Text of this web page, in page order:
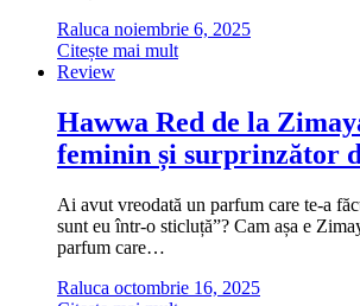
Raluca noiembrie 6, 2025
Citește mai mult
Review
Hawwa Red de la
feminin și surprinzător
Ai avut vreodată un parfum care te-a
sunt eu într-o sticluță”? Cam așa e
parfum care…
Raluca octombrie 16, 2025